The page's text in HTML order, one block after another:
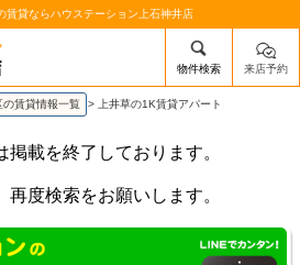
賃貸ならハウステーション上石神井店
/mobile_img/head-logo.png
物件検索 来店予約
の賃貸情報一覧 > 上井草の1K賃貸アパート
掲載を終了しております。
再度検索をお願いします。